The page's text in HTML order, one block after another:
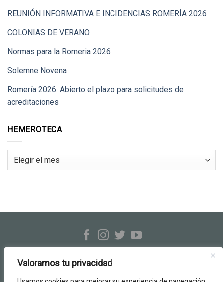
Valoramos tu privacidad
REUNIÓN INFORMATIVA E INCIDENCIAS ROMERÍA 2026
COLONIAS DE VERANO
Normas para la Romeria 2026
Solemne Novena
Romería 2026. Abierto el plazo para solicitudes de
acreditaciones
HEMEROTECA
Hemeroteca
Hermandad Rocío de Triana
c/ Evangelista, 23-25 · Sevilla
info@hermandadrociodetriana.org